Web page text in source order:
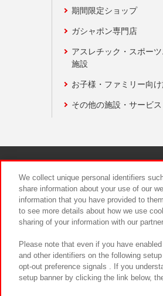
期間限定ショップ
ガシャポン専門店
アスレチック・スポー
施設
お子様・ファミリー向
その他の施設・サービス
We collect unique personal identifiers
share information about your use of our
information that you have provided to
to see more details about how we use
sharing of your information with our
Please note that even if you have
and other identifiers on the following
opt-out preference signals . If you
setup banner by clicking the link below,